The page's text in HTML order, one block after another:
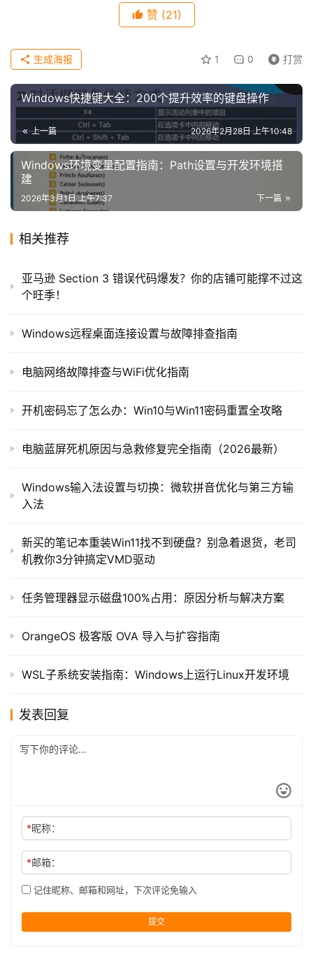
赞 (21)
1 0 打赏
生成海报
Windows快捷键大全：200个提升效率的键盘操作
上一篇 2026年2月28日 上午10:48
Windows环境变量配置指南：Path设置与开发环境搭
建
下一篇
2026年3月1日 上午7:37
相关推荐
亚马逊 Section 3 错误代码爆发？你的店铺可能撑不过这
个旺季！
Windows远程桌面连接设置与故障排查指南
电脑网络故障排查与WiFi优化指南
开机密码忘了怎么办：Win10与Win11密码重置全攻略
电脑蓝屏死机原因与急救修复完全指南（2026最新）
Windows输入法设置与切换：微软拼音优化与第三方输
入法
新买的笔记本重装Win11找不到硬盘？别急着退货，老司
机教你3分钟搞定VMD驱动
任务管理器显示磁盘100%占用：原因分析与解决方案
OrangeOS 极客版 OVA 导入与扩容指南
WSL子系统安装指南：Windows上运行Linux开发环境
发表回复
*昵称：
*邮箱：
记住昵称、邮箱和网址，下次评论免输入
提交